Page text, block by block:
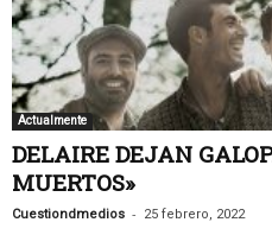
Actualmente
DELAIRE DEJAN
MUERTOS»
Cuestiondmedios - 25 febrero, 2022